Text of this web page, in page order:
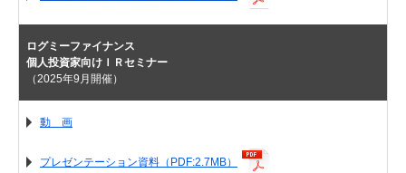
ログミーファイナンス
個人投資家向けＩＲセミナー
（2025年9月開催）
動 画
プレゼンテーション資料（PDF:2.7MB）